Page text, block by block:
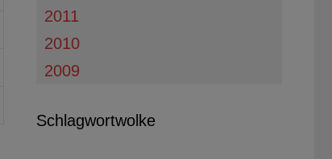
2011
2010
2009
Schlagwortwolke